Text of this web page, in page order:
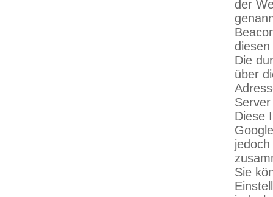
der
Die
über
Diese
Sie